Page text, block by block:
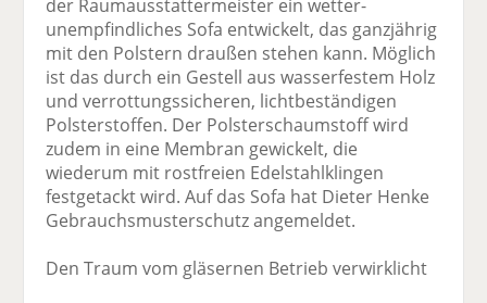
der Raumausstattermeister ein wetter­
unempfindliches Sofa entwickelt, das ganzjährig
mit den Polstern draußen stehen kann. Möglich
ist das durch ein Gestell aus wasserfestem Holz
und verrottungs­sicheren, licht­beständigen
Polsterstoffen. Der Polsterschaumstoff wird
zudem in eine Membran gewickelt, die
wiederum mit rostfreien Edelstahl­klingen
festgetackt wird. Auf das Sofa hat Dieter Henke
Gebrauchsmusterschutz angemeldet.
Den Traum vom gläsernen Betrieb verwirklicht